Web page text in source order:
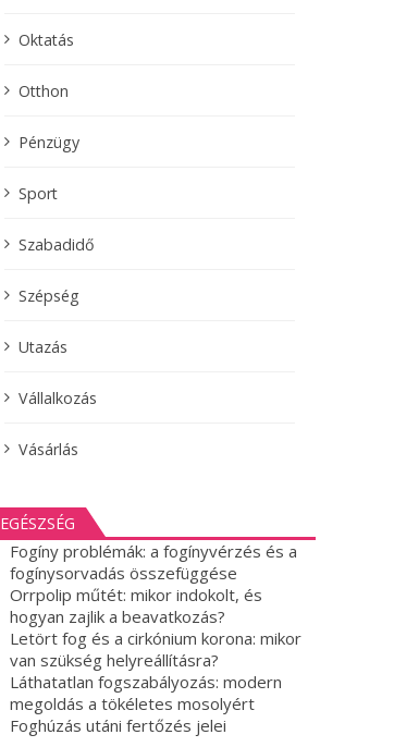
Oktatás
Otthon
Pénzügy
Sport
Szabadidő
Szépség
Utazás
Vállalkozás
Vásárlás
EGÉSZSÉG
Fogíny problémák: a fogínyvérzés és a
fogínysorvadás összefüggése
Orrpolip műtét: mikor indokolt, és
hogyan zajlik a beavatkozás?
Letört fog és a cirkónium korona: mikor
van szükség helyreállításra?
Láthatatlan fogszabályozás: modern
megoldás a tökéletes mosolyért
Foghúzás utáni fertőzés jelei